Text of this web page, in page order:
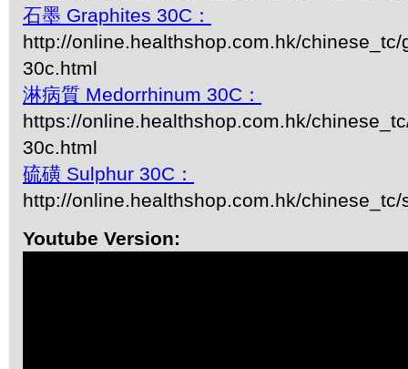
石墨 Graphites 30C：
http://online.healthshop.com.hk/
30c.html
淋病質 Medorrhinum 30C：
https://online.healthshop.com.hk/
30c.html
硫磺 Sulphur 30C：
http://online.healthshop.com.hk/
Youtube Version: